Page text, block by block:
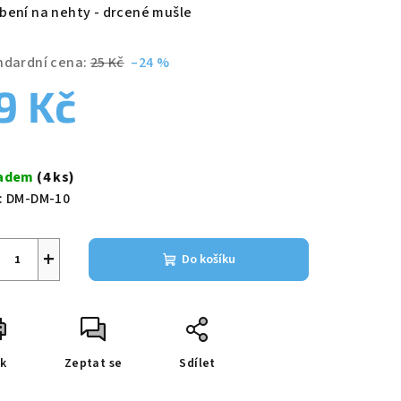
na nehty - drcené mušle
cena: 25 Kč –24 %
Kč
(4 ks)
DM-DM-10
+ Do košíku
Zeptat se Sdílet